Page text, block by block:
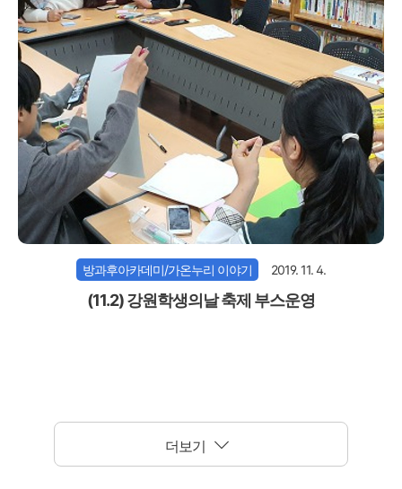
방과후아카데미/가온누리 이야기 2019. 11. 4.
(11.2) 강원학생의날 축제 부스운영
더보기